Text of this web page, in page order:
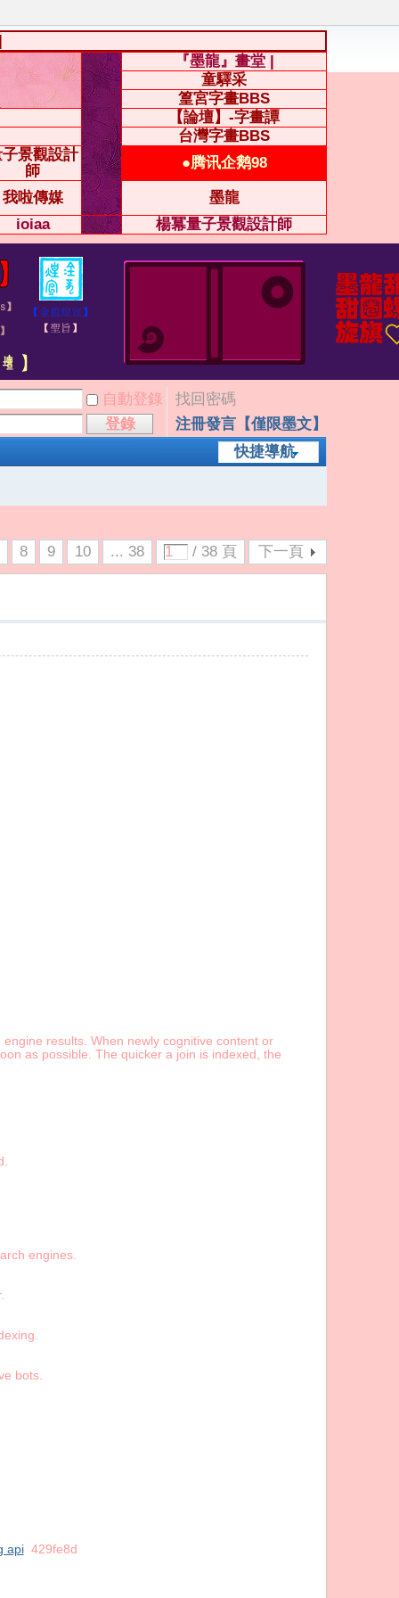
『墨龍』畫堂 |
童驛采
篁宮字畫BBS
【論壇】-字畫譚
台灣字畫BBS
景觀設計
師
●腾讯企鹅98
我啦傳媒
墨龍
ioiaa
楊冪量子景觀設計師
自動登錄
找回密碼
登錄
注冊發言【僅限墨文】
快捷導航
8 9 10 ... 38 / 38 頁 下一頁
results. When newly cognitive content or
as possible. The quicker a join is indexed, the
engines.
bots.
api429fe8d